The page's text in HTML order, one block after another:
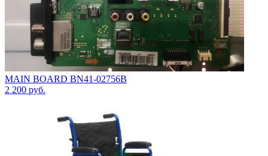
MAIN BOARD BN41-02756B
2 200 руб.